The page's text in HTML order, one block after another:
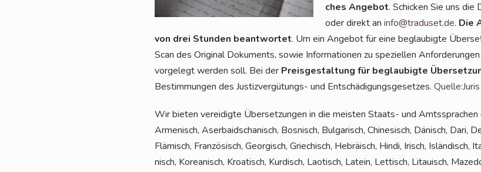
ches Ange­bot. Schi­cken Sie uns die
oder direkt an info@traduset.de. Die
von drei Stun­den beant­wor­tet. Um ein Ange­bot für eine beglau­big­te
Scan des Ori­gi­nal Doku­ments, sowie Infor­ma­tio­nen zu spe­zi­el­len
vor­ge­legt wer­den soll. Bei der Preis­ge­stal­tung für beglau­big­te
Bestim­mun­gen des Jus­tiz­ver­gü­tungs- und Ent­schä­di­gungs­ge­set­zes. Quelle:Juris
Wir bie­ten ver­ei­dig­te Über­set­zun­gen in die meis­ten Staats- und Amts­spra­chen
Arme­nisch, Aser­bai­dscha­nisch, Bos­nisch, Bul­ga­risch, Chi­ne­sisch, Dänisch, Dari,
Flä­misch, Fran­zö­sisch, Geor­gisch, Grie­chisch, Hebrä­isch, Hin­di, Irisch, Islän­disch,
nisch, Korea­nisch, Kroa­tisch, Kur­disch, Lao­tisch, Latein, Let­tisch, Litau­isch,